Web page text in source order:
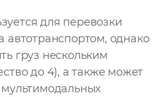
для перевозки
автотранспортом, однако
груз нескольким
до 4), а также может